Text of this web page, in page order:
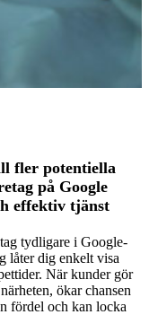
fler potentiella
på Google
effektiv tjänst
tydligare i Google-
låter dig enkelt visa
När kunder gör
ökar chansen
fördel och kan locka